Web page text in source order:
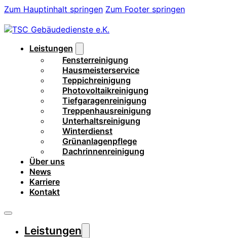
Zum Hauptinhalt springen Zum Footer springen
Leistungen
Fensterreinigung
Hausmeisterservice
Teppichreinigung
Photovoltaikreinigung
Tiefgaragenreinigung
Treppenhausreinigung
Unterhaltsreinigung
Winterdienst
Grünanlagenpflege
Dachrinnenreinigung
Über uns
News
Karriere
Kontakt
Leistungen